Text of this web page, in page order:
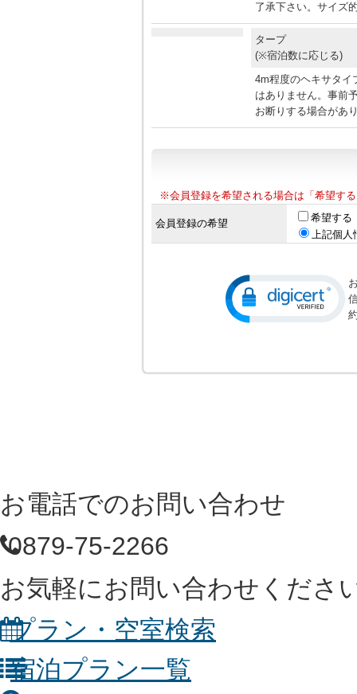
了承下さい。サイズ
タープ
(※宿泊数に応じる)
4m程度のヘキサタイ
はありません。事前
お断りする場合があ
※会員登録を希望される場合は「希望す
会員登録の希望
希望する
上記個
お電話でのお問い合わせ
0879-75-2266
お気軽にお問い合わせくださ
プラン・空室検索
宿泊プラン一覧